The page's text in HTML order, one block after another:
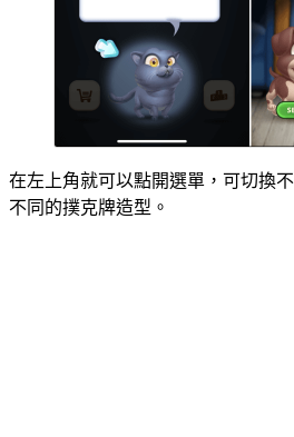
在左上角就可以點開選單，可切換
不同的撲克牌造型。